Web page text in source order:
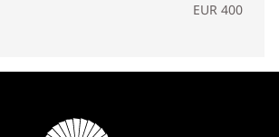
EUR 400